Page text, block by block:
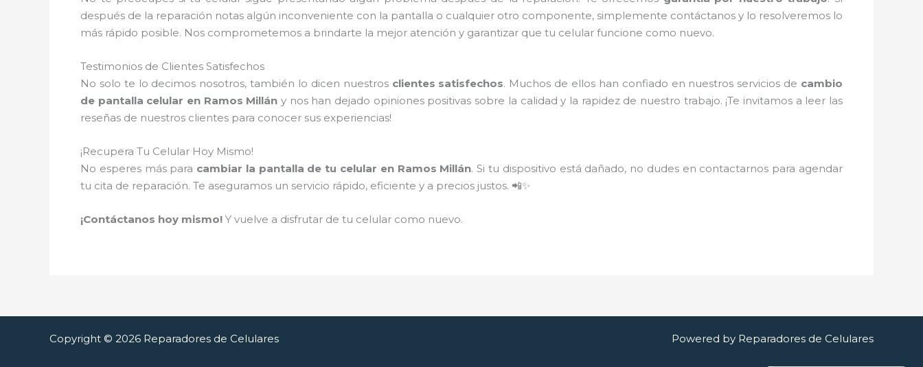
después de la reparación notas algún inconveniente con la pantalla o cualquier otro componente, simplemente contáctanos y lo resolveremos lo
más rápido posible. Nos comprometemos a brindarte la mejor atención y garantizar que tu celular funcione como nuevo.
Testimonios de Clientes Satisfechos
No solo te lo decimos nosotros, también lo dicen nuestros clientes satisfechos. Muchos de ellos han confiado en nuestros servicios de cambio
de pantalla celular en Ramos Millán y nos han dejado opiniones positivas sobre la calidad y la rapidez de nuestro trabajo. ¡Te invitamos a leer las
reseñas de nuestros clientes para conocer sus experiencias!
¡Recupera Tu Celular Hoy Mismo!
No esperes más para cambiar la pantalla de tu celular en Ramos Millán. Si tu dispositivo está dañado, no dudes en contactarnos para agendar
tu cita de reparación. Te aseguramos un servicio rápido, eficiente y a precios justos. 📲✨
¡Contáctanos hoy mismo! Y vuelve a disfrutar de tu celular como nuevo.
Copyright © 2026 Reparadores de Celulares Powered by Reparadores de Celulares